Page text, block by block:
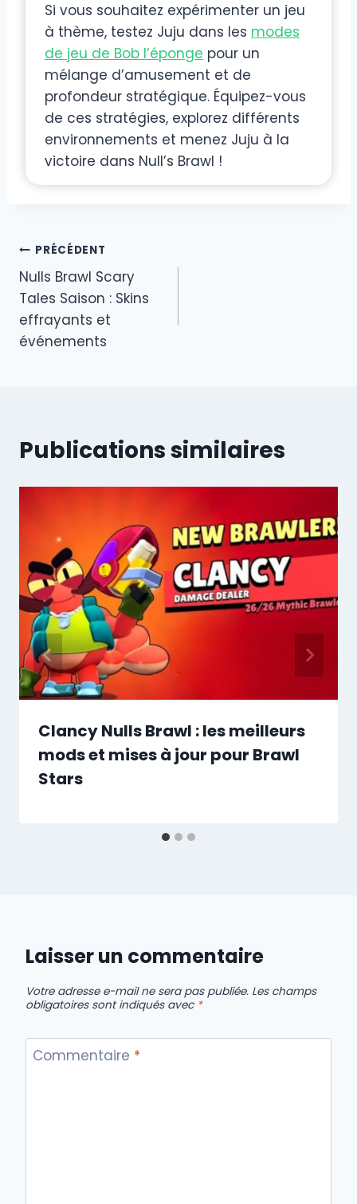
Si vous souhaitez expérimenter un jeu
à thème, testez Juju dans les modes
de jeu de Bob l’éponge pour un
mélange d’amusement et de
profondeur stratégique. Équipez-vous
de ces stratégies, explorez différents
environnements et menez Juju à la
victoire dans Null’s Brawl !
Navigation
de
l’article
PRÉCÉDENT
Nulls Brawl Scary
Tales Saison : Skins
effrayants et
événements
Publications similaires
Clancy Nulls Brawl : les meilleurs
mods et mises à jour pour Brawl
Stars
Laisser un commentaire
Votre adresse e-mail ne sera pas publiée. Les champs
obligatoires sont indiqués avec *
Commentaire *